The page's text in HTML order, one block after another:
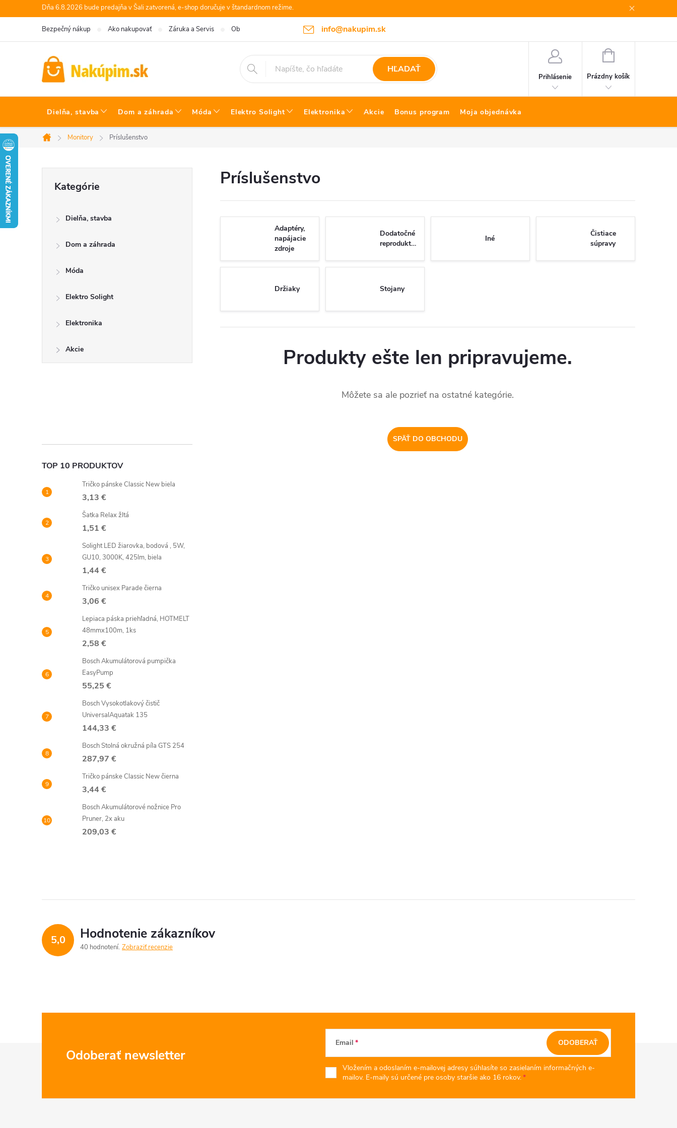
na
Dňa 6.8.2026 bude predajňa v Šali zatvorená, e-shop doručuje v štandardnom režime.
info@nakupim.sk
Bezpečný nákup Ako nakupovať Záruka a Servis Obchodné podmienky Platby a Doprava Blog Bosch náradie
HĽADAŤ
Prihlásenie
NÁKUPNÝ
Prázdny košík
Dielňa, stavba Dom a záhrada Móda Elektro Solight Elektronika Akcie Bonus program Moja objednávka
Domov
Monitory Príslušenstvo
n
kategórie
Kategórie
Dielňa, stavba
Dom a záhrada
Móda
Elektro Solight
Elektronika
Akcie
TOP 10 PRODUKTOV
Tričko pánske Classic New biela
3,13 €
Šatka Relax žltá
1,51 €
Solight LED žiarovka, bodová , 5W,
GU10, 3000K, 425lm, biela
1,44 €
Tričko unisex Parade čierna
3,06 €
Lepiaca páska priehľadná, HOTMELT
48mmx100m, 1ks
2,58 €
Bosch Akumulátorová pumpička
EasyPump
55,25 €
Bosch Vysokotlakový čistič
UniversalAquatak 135
144,33 €
Bosch Stolná okružná píla GTS 254
287,97 €
Tričko pánske Classic New čierna
3,44 €
Bosch Akumulátorové nožnice Pro
Pruner, 2x aku
209,03 €
Príslušenstvo
Adaptéry,
napájacie
zdroje
Dodatočné
reproduktory
Iné
Čistiace
súpravy
Držiaky Stojany
Produkty ešte len pripravujeme.
Môžete sa ale pozrieť na ostatné kategórie.
SPÄŤ DO OBCHODU
5,0 Hodnotenie zákazníkov
40 hodnotení Zobraziť recenzie
Odoberať newsletter
Email
Vložením a odoslaním e-mailovej adresy súhlasíte so zasielaním informačných e-
mailov. E-maily sú určené pre osoby staršie ako 16 rokov.
ODOBERAŤ